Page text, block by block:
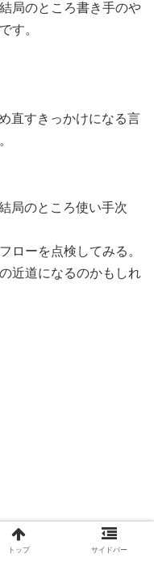
局のところ書き手のや
す。
直すきっかけになる言
局のところ使い手次
ローを点検してみる。
近道になるのかもしれ
トップ サイドバー